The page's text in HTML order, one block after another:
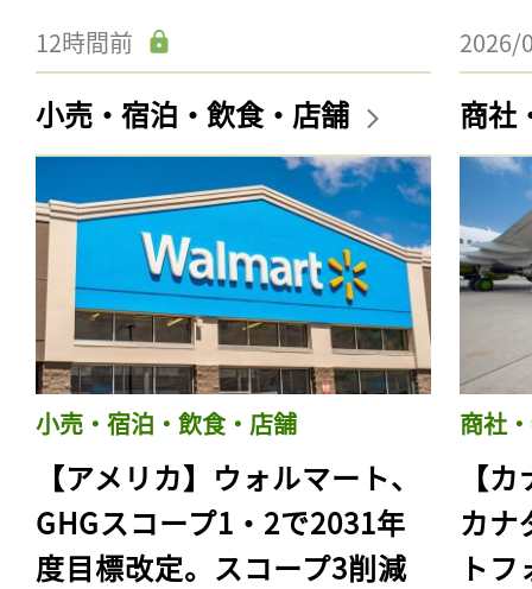
12時間前 2026/
小売・宿泊・飲食・店舗
小売・宿泊・飲食・店舗
【アメリカ】ウォルマート、
GHGスコープ1・2で2031年
度目標改定。スコープ3削減
商社
商社
【
カナ
ト